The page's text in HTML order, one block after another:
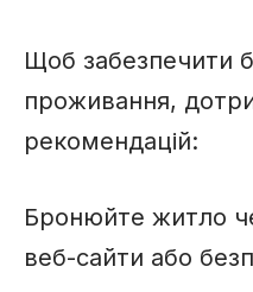
Щоб забезпечити
проживання,
рекомендацій:
Бронюйте житло
веб-сайти або